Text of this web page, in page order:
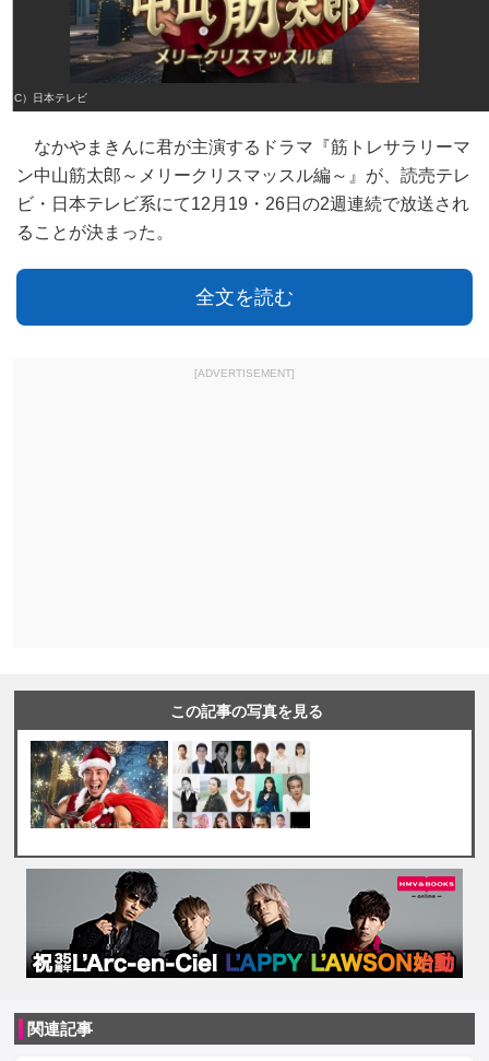
（C）日本テレビ
なかやまきんに君が主演するドラマ『筋トレサラリーマ
ン中山筋太郎～メリークリスマッスル編～』が、読売テレ
ビ・日本テレビ系にて12月19・26日の2週連続で放送され
ることが決まった。
全文を読む
[ADVERTISEMENT]
この記事の写真を見る
関連記事